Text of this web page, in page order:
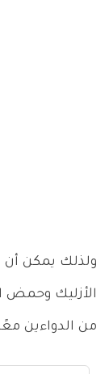
ولذلك يمكن
الأزليك وحمض
من الدواءين